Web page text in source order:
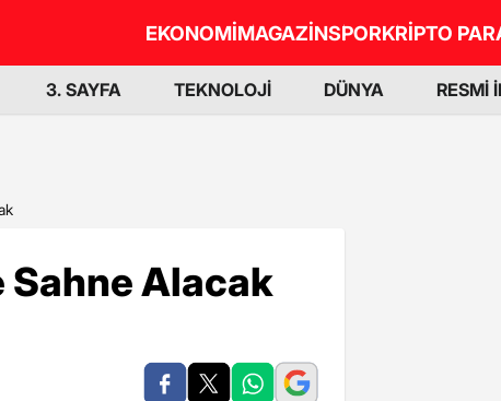
EKONOMİMAGAZİNSPORKRİPTO
3. SAYFA TEKNOLOJİ DÜNYA RESMİ
Sahne Alacak